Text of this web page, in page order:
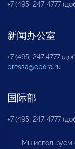
+7 (495) 247-4777
新闻办公室
+7 (495) 247 4777
pressa@opora.ru
国际部
+7 (495) 247-4777
Мы используем